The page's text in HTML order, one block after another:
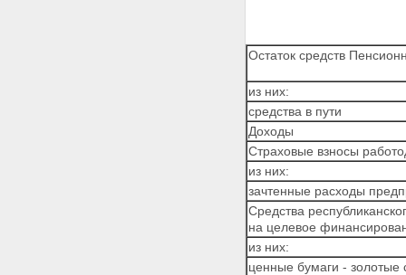
Остаток средств
из них:
средства в пути
Доходы
Страховые взносы
из них:
зачтенные расходы
Средства
на целевое
из них:
ценные бумаги -